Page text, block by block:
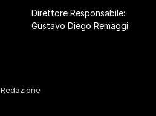
Direttore Responsabile:
Gustavo Diego Remaggi
Redazione